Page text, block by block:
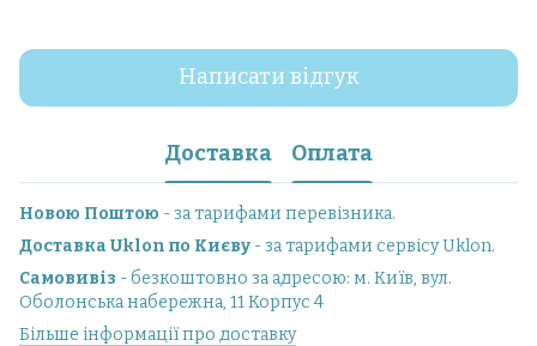
Написати відгук
Доставка Оплата
Новою Поштою - за тарифами перевізника.
Доставка Uklon по Києву - за тарифами сервісу Uklon.
Самовивіз - безкоштовно за адресою: м. Київ, вул.
Оболонська набережна, 11 Корпус 4
Більше інформації про доставку